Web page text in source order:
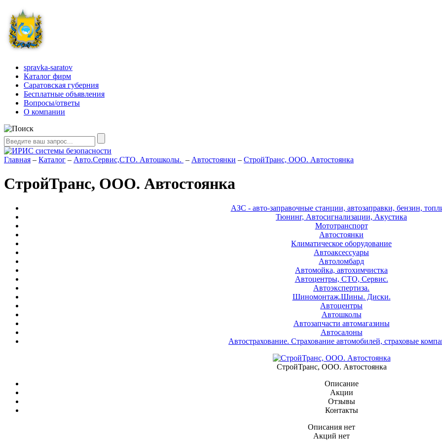
spravka-saratov
Каталог фирм
Саратовская губерния
Бесплатные объявления
Вопросы/ответы
О компании
Главная – Каталог – Авто.Сервис,СТО. Автошколы. – Автостоянки – СтройТранс, ООО. Автостоянка
СтройТранс, ООО. Автостоянка
АЗС - авто-заправочные станции, автозаправки, бензин,
Тюнинг, Автосигнализации, Акустика
Мототранспорт
Автостоянки
Климатическое оборудование
Автоаксессуары
Автоломбард
Автомойка, автохимчистка
Автоцентры, СТО, Сервис.
Автоэкспертиза.
Шиномонтаж.Шины. Диски.
Автоцентры
Автошколы
Автозапчасти автомагазины
Автосалоны
Автострахование. Страхование автомобилей, страховые
СтройТранс, ООО. Автостоянка
Описание
Акции
Отзывы
Контакты
Описания нет
Акций нет